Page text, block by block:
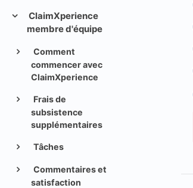
ClaimXperience
membre d'équipe
Comment
commencer avec
ClaimXperience
Frais de
subsistence
supplémentaires
Tâches
Commentaires et
satisfaction